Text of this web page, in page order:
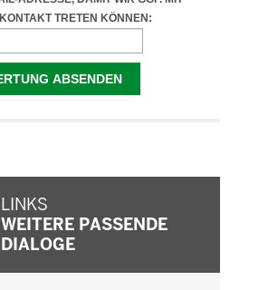
LINKS
WEITERE PASSENDE
DIALOGE